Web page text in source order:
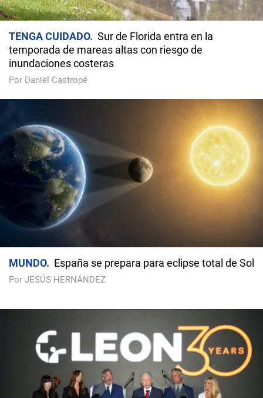
TENGA CUIDADO
Sur de Florida entra en la
temporada de mareas altas con riesgo de
inundaciones costeras
Por Daniel Castropé
MUNDO España se prepara para eclipse total de Sol
Por JESÚS HERNÁNDEZ